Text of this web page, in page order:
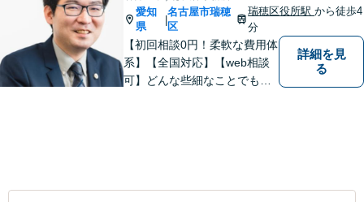
愛知
県
|
名古屋市瑞穂
区
瑞穂区役所駅から徒歩4
分
【初回相談0円！柔軟な費用体
系】【全国対応】【web相談
可】どんな些細なことでもお
詳細を見
る